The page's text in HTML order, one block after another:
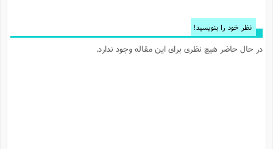
نظر خود را بنویسید!
در حال حاضر هیچ نظری برای این مقاله وجود ندارد.